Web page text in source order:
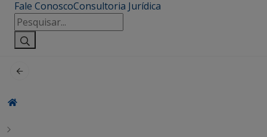
Fale ConoscoConsultoria Jurídica
Pesquisar
por: